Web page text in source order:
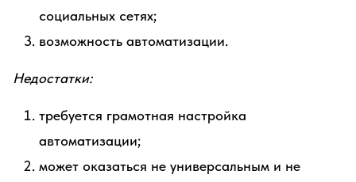
социальных сетях;
возможность автоматизации.
Недостатки:
требуется грамотная настройка
автоматизации;
может оказаться не универсальным и не